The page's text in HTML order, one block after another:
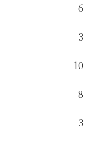
6
3
10
8
3